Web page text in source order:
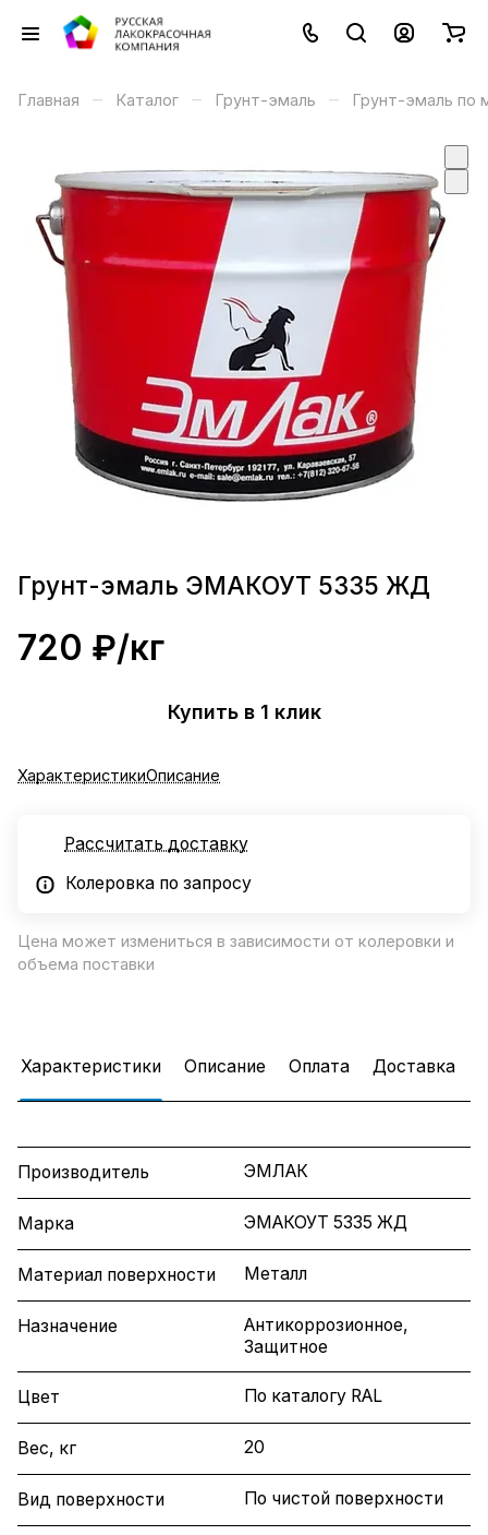
Главная – Каталог – Грунт-эмаль – Грунт-эмаль по
Грунт-эмаль ЭМАКОУТ 5335 ЖД
720 ₽/кг
Купить в 1 клик
ХарактеристикиОписание
Рассчитать доставку
Колеровка по запросу
Цена может измениться в зависимости от колеровки и
объема поставки
Характеристики Описание Оплата Доставка
Производитель ЭМЛАК
Марка ЭМАКОУТ 5335 ЖД
Материал поверхности Металл
Назначение
Антикоррозионное,
Защитное
Цвет По каталогу RAL
Вес, кг 20
Вид поверхности По чистой поверхности